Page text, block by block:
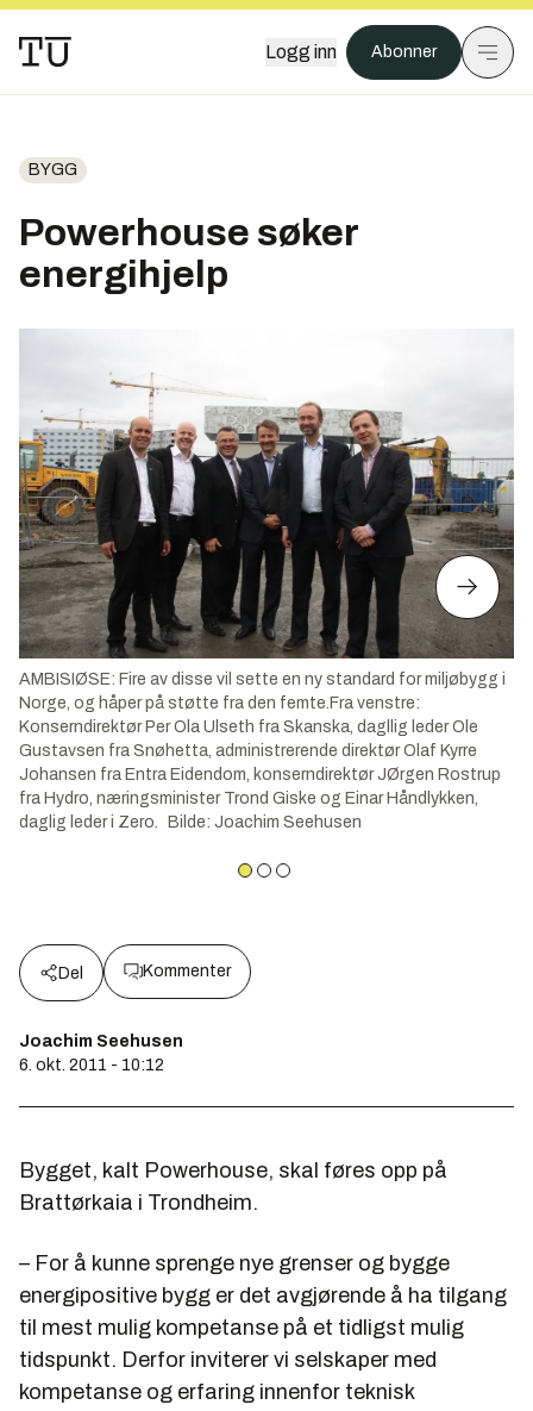
Logg inn Abonner
BYGG
Powerhouse søker
energihjelp
AMBISIØSE: Fire av disse vil sette en ny standard for miljøbygg i
Norge, og håper på støtte fra den femte.Fra venstre:
Konserndirektør Per Ola Ulseth fra Skanska, dagllig leder Ole
Gustavsen fra Snøhetta, administrerende direktør Olaf Kyrre
Johansen fra Entra Eidendom, konserndirektør JØrgen Rostrup
fra Hydro, næringsminister Trond Giske og Einar Håndlykken,
daglig leder i Zero.
Bilde: Joachim Seehusen
Del Kommenter
Joachim Seehusen
6. okt. 2011 - 10:12
Bygget, kalt Powerhouse, skal føres opp på
Brattørkaia i Trondheim.
– For å kunne sprenge nye grenser og bygge
energipositive bygg er det avgjørende å ha tilgang
til mest mulig kompetanse på et tidligst mulig
tidspunkt. Derfor inviterer vi selskaper med
kompetanse og erfaring innenfor teknisk